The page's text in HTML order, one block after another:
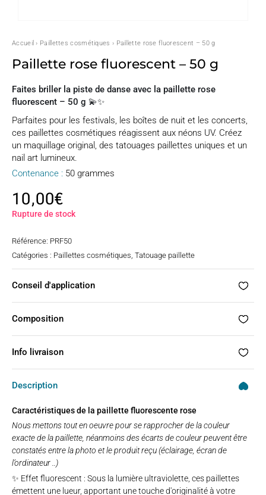
Accueil › Paillettes cosmétiques › Paillette rose fluorescent – 50 g
Paillette rose fluorescent – 50 g
Faites briller la piste de danse avec la paillette rose
fluorescent – 50 g 💫✨
Parfaites pour les festivals, les boîtes de nuit et les concerts,
ces paillettes cosmétiques réagissent aux néons UV. Créez
un maquillage original, des tatouages paillettes uniques et un
nail art lumineux.
Contenance : 50 grammes
10,00€
Rupture de stock
Référence: PRF50
Catégories : Paillettes cosmétiques, Tatouage paillette
Conseil d'application
Composition
Info livraison
Description
Caractéristiques de la paillette fluorescente rose
Nous mettons tout en oeuvre pour se rapprocher de la couleur
exacte de la paillette, néanmoins des écarts de couleur peuvent être
constatés entre la photo et le produit reçu (éclairage, écran de
l’ordinateur ..)
✨ Effet fluorescent : Sous la lumière ultraviolette, ces paillettes
émettent une lueur, apportant une touche d'originalité à votre